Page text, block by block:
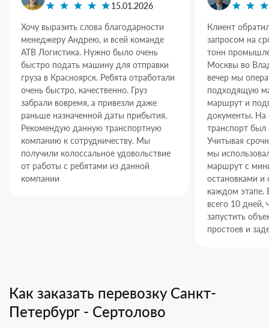
15.01.2026
Хочу выразить слова благодарности
менеджеру Андрею, и всей команде
АТВ Логистика. Нужно было очень
быстро подать машину для отправки
груза в Красноярск. Ребята отработали
очень быстро, качественно. Груз
забрали вовремя, а привезли даже
раньше назначенной даты прибытия.
Рекомендую данную транспортную
компанию к сотрудничеству. Мы
получили колоссальное удовольствие
от работы с ребятами из данной
компании
Клиент
запросом на
тонн
Москвы во
вечер мы
подходящую
маршрут и
документы. На
транспорт был
Учитывая
мы
маршрут с
остановками и
каждом этапе.
всего 10 дней,
запустить
простоев и
Как заказать перевозку Санкт-
Петербург - Сертолово